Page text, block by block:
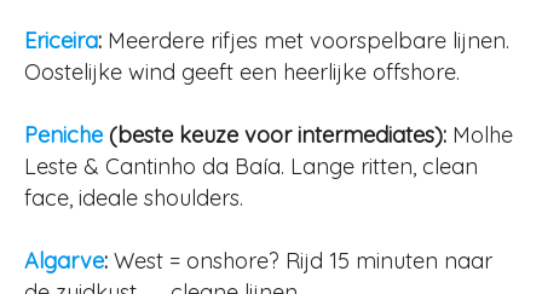
Ericeira: Meerdere rifjes met voorspelbare lijnen.
Oostelijke wind geeft een heerlijke offshore.
Peniche (beste keuze voor intermediates): Molhe
Leste & Cantinho da Baía. Lange ritten, clean
face, ideale shoulders.
Algarve: West = onshore? Rijd 15 minuten naar